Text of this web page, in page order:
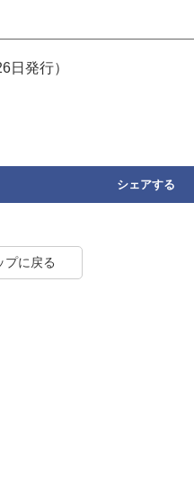
日発行）
シェアする
プに戻る